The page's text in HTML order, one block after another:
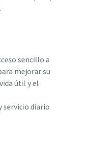
sencillo a
mejorar su
útil y el
servicio diario